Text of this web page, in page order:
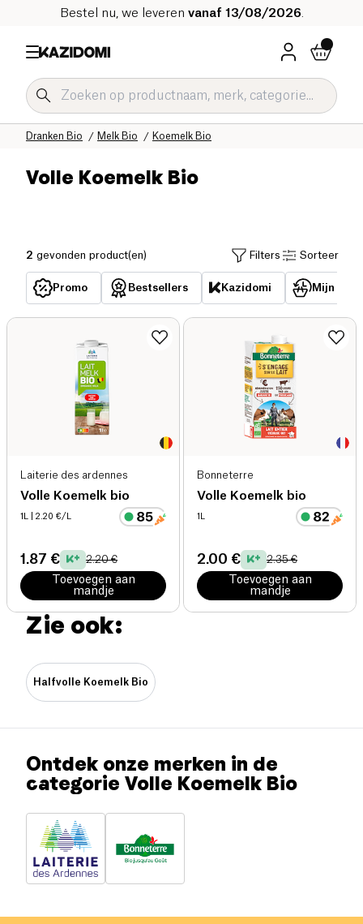
Bestel nu, we leveren vanaf 13/08/2026
Koemelk Bio
Melk Bio
Dranken Bio
Onze biologische catalogus
Home
Volle Koemelk Bio
2 gevonden product(en) Filters Sorteer
Promo Bestsellers Kazidomi Mijn
Laiterie des ardennes
Volle Koemelk bio
1L | 2.20 €/L
1.87 € 2.20 €
Toevoegen aan
mandje
Bonneterre
Volle Koemelk bio
1L
2.00 € 2.35 €
Toevoegen aan
mandje
Zie ook:
Halfvolle Koemelk Bio
Ontdek onze merken in de
categorie Volle Koemelk Bio